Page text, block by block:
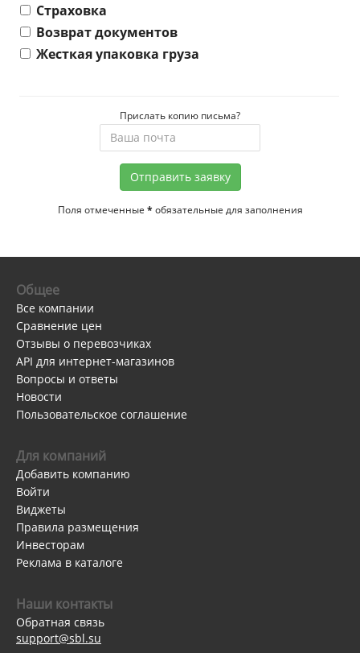
Страховка
Возврат документов
Жесткая упаковка груза
Прислать копию письма?
Отправить заявку
Поля отмеченные * обязательные для заполнения
Общее
Все компании
Сравнение цен
Отзывы о перевозчиках
API для интернет-магазинов
Вопросы и ответы
Новости
Пользовательское соглашение
Для компаний
Добавить компанию
Войти
Виджеты
Правила размещения
Инвесторам
Реклама в каталоге
Наши контакты
Обратная связь
support@sbl.su